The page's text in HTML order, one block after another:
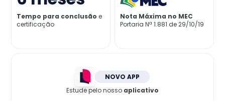
Já sou aluno
Tempo para conclusão e
certificação
Nota Máxima no MEC
Portaria Nª 1.881 de 29/10/19
NOVO APP
Estude pelo nosso aplicativo